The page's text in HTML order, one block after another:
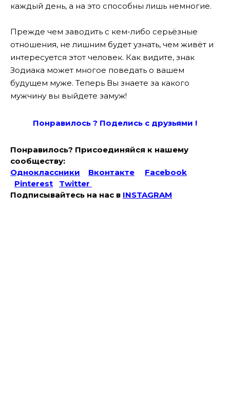
каждый день, а на это способны лишь немногие.
Прежде чем заводить с кем-либо серьёзные
отношения, не лишним будет узнать, чем живёт и
интересуется этот человек. Как видите, знак
Зодиака может многое поведать о вашем
будущем муже. Теперь Вы знаете за какого
мужчину вы выйдете замуж!
Понравилось ? Поделись с друзьями !
Понравилось? Присоединяйся к нашему
сообществу:
Одноклассники
Вконтакте
Facebook
Pinterest
Twitter
Подписывайтесь на наc в INSTAGRAM